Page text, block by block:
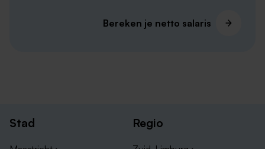
Bereken je netto salaris
Stad Regio